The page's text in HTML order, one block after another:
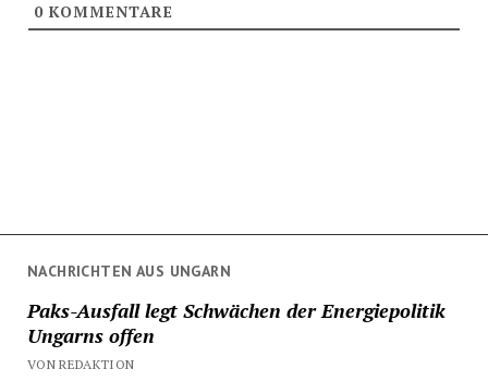
NACHRICHTEN AUS UNGARN
Paks-Ausfall legt Schwächen der Energiepolitik
Ungarns offen
VON REDAKTION
0KOMMENTARE